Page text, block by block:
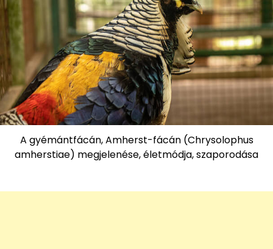
A gyémántfácán, Amherst-fácán (Chrysolophus
amherstiae) megjelenése, életmódja, szaporodása